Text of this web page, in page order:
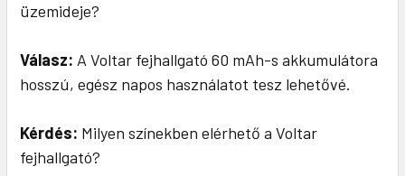
üzemideje?
Válasz: A Voltar fejhallgató 60 mAh-s akkumulátora
hosszú, egész napos használatot tesz lehetővé.
Kérdés: Milyen színekben elérhető a Voltar
fejhallgató?